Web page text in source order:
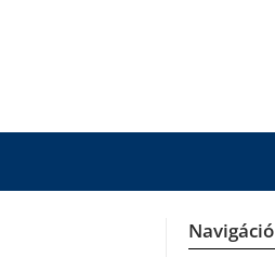
Navigáció